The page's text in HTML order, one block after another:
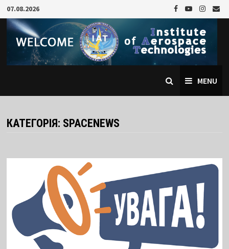
Skip
to
content
07.08.2026
MENU
КАТЕГОРІЯ: SPACENEWS